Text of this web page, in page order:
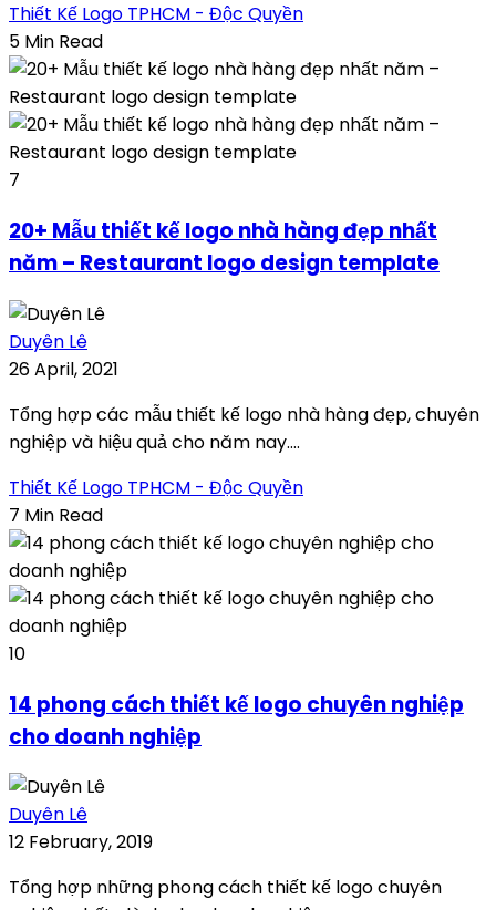
Thiết Kế Logo TPHCM - Độc Quyền
5 Min Read
7
20+ Mẫu thiết kế logo nhà hàng đẹp nhất
năm – Restaurant logo design template
Duyên Lê
26 April, 2021
Tổng hợp các mẫu thiết kế logo nhà hàng đẹp, chuyên
nghiệp và hiệu quả cho năm nay....
Thiết Kế Logo TPHCM - Độc Quyền
7 Min Read
10
14 phong cách thiết kế logo chuyên nghiệp
cho doanh nghiệp
Duyên Lê
12 February, 2019
Tổng hợp những phong cách thiết kế logo chuyên